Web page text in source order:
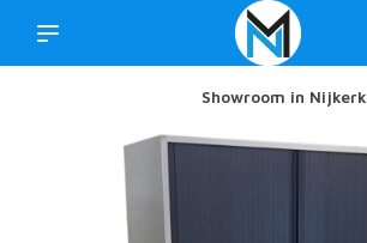
Showroom in Nijkerk